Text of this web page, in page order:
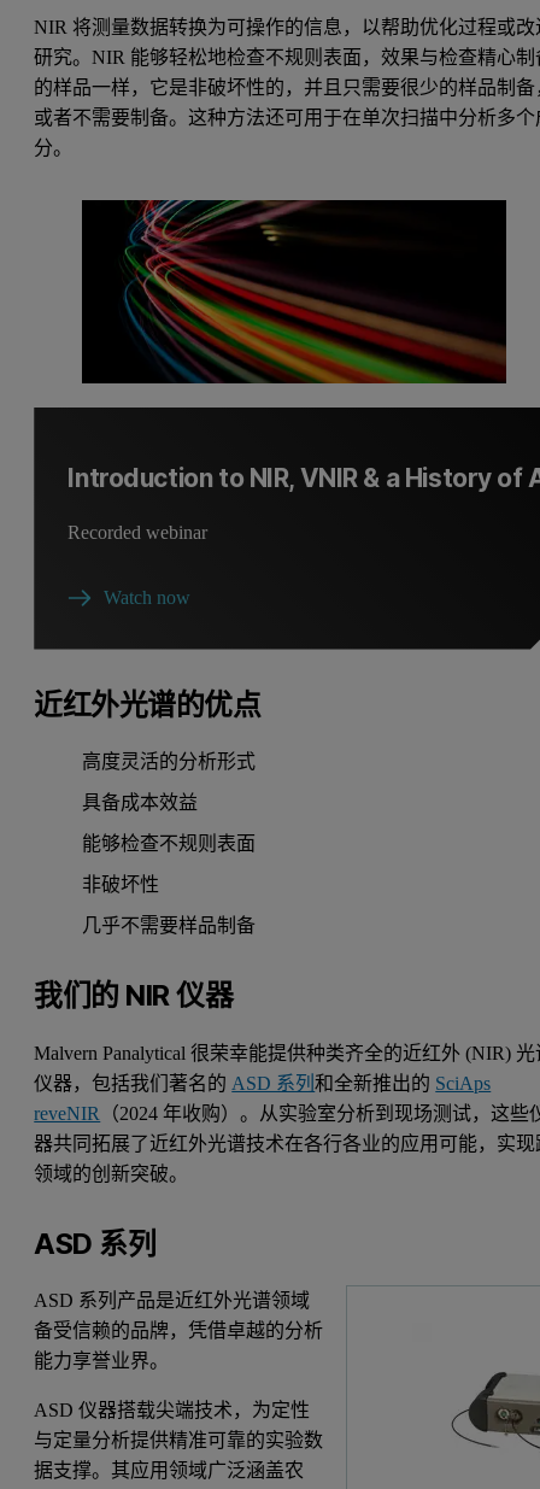
NIR 将测量数据转换为可操作的信息，以帮助优化过程或改
研究。NIR 能够轻松地检查不规则表面，效果与检查精心制
的样品一样，它是非破坏性的，并且只需要很少的样品制备
或者不需要制备。这种方法还可用于在单次扫描中分析多个
分。
Introduction to NIR, VNIR & a History of
Recorded webinar
Watch now
近红外光谱的优点
高度灵活的分析形式
具备成本效益
能够检查不规则表面
非破坏性
几乎不需要样品制备
我们的 NIR 仪器
Malvern Panalytical 很荣幸能提供种类齐全的近红外 (NIR) 光
仪器，包括我们著名的 ASD 系列和全新推出的 SciAps
reveNIR
（2024 年收购）。从实验室分析到现场测试，这些
器共同拓展了近红外光谱技术在各行各业的应用可能，实现
领域的创新突破。
ASD 系列
ASD 系列产品是近红外光谱领域
备受信赖的品牌，凭借卓越的分析
能力享誉业界。
ASD 仪器搭载尖端技术，为定性
与定量分析提供精准可靠的实验数
据支撑。其应用领域广泛涵盖农